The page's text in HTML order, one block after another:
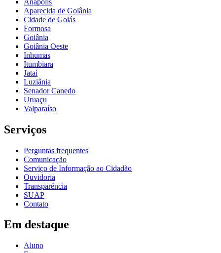
Aparecida de Goiânia
Cidade de Goiás
Formosa
Goiânia
Goiânia Oeste
Inhumas
Itumbiara
Jataí
Luziânia
Senador Canedo
Uruaçu
Valparaíso
Serviços
Perguntas frequentes
Comunicação
Serviço de Informação ao Cidadão
Ouvidoria
Transparência
SUAP
Contato
Em destaque
Aluno